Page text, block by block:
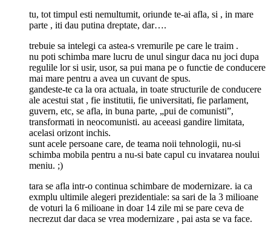
tu, tot timpul esti nemultumit, oriunde te-ai afla, si , in mare
parte , iti dau putina dreptate, dar….
trebuie sa intelegi ca astea-s vremurile pe care le traim .
nu poti schimba mare lucru de unul singur daca nu joci dupa
regulile lor si usir, usor, sa pui mana pe o functie de conducere
mai mare pentru a avea un cuvant de spus.
gandeste-te ca la ora actuala, in toate structurile de conducere
ale acestui stat , fie institutii, fie universitati, fie parlament,
guvern, etc, se afla, in buna parte, „pui de comunisti”,
transformati in neocomunisti. au aceeasi gandire limitata,
acelasi orizont inchis.
sunt acele persoane care, de teama noii tehnologii, nu-si
schimba mobila pentru a nu-si bate capul cu invatarea noului
meniu. ;)
tara se afla intr-o continua schimbare de modernizare. ia ca
exmplu ultimile alegeri prezidentiale: sa sari de la 3 milioane
de voturi la 6 milioane in doar 14 zile mi se pare ceva de
necrezut dar daca se vrea modernizare , pai asta se va face.